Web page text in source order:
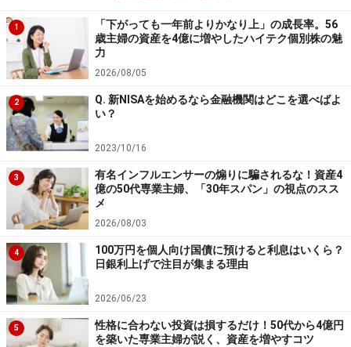
1
「下がっても一年前よりかなり上」の成長率。56
歳主婦の資産を4億に増やしたハイテク個別株の魅
力
2026/08/05
2
Q. 新NISAを始めるなら金融機関はどこを選べばよ
い？
2023/10/16
3
有名インフルエンサーの煽りに騙されるな！資産4
億の50代専業主婦、「30年スパン」の視点のスス
メ
2026/08/03
4
100万円を個人向け国債に預けると利息はいくら？
日銀利上げで注目が集まる理由
2026/06/23
5
性格に合わない投資は損するだけ！50代から4億円
を築いた専業主婦が説く、資産を増やすコツ